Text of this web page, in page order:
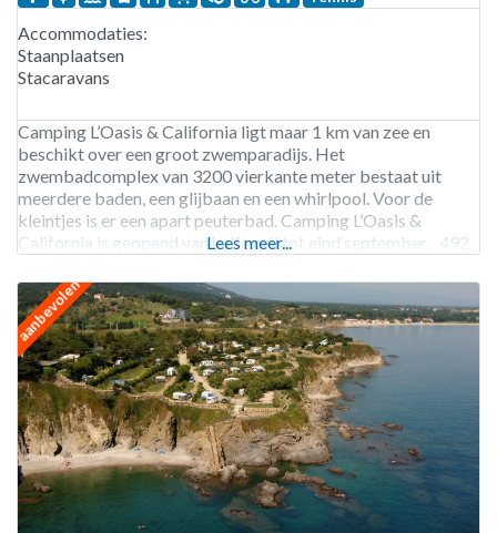
Accommodaties:
Staanplaatsen
Stacaravans
Camping L’Oasis & California ligt maar 1 km van zee en
beschikt over een groot zwemparadijs. Het
zwembadcomplex van 3200 vierkante meter bestaat uit
meerdere baden, een glijbaan en een whirlpool. Voor de
kleintjes is er een apart peuterbad. Camping L’Oasis &
California is geopend van half april tot eind september. 492
Lees meer...
aanbevolen